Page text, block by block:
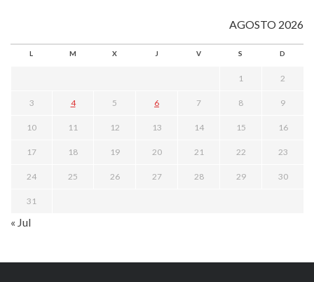
AGOSTO 2026
L M X J V S D
1 2
3 4 5 6 7 8 9
10 11 12 13 14 15 16
17 18 19 20 21 22 23
24 25 26 27 28 29 30
31
« Jul